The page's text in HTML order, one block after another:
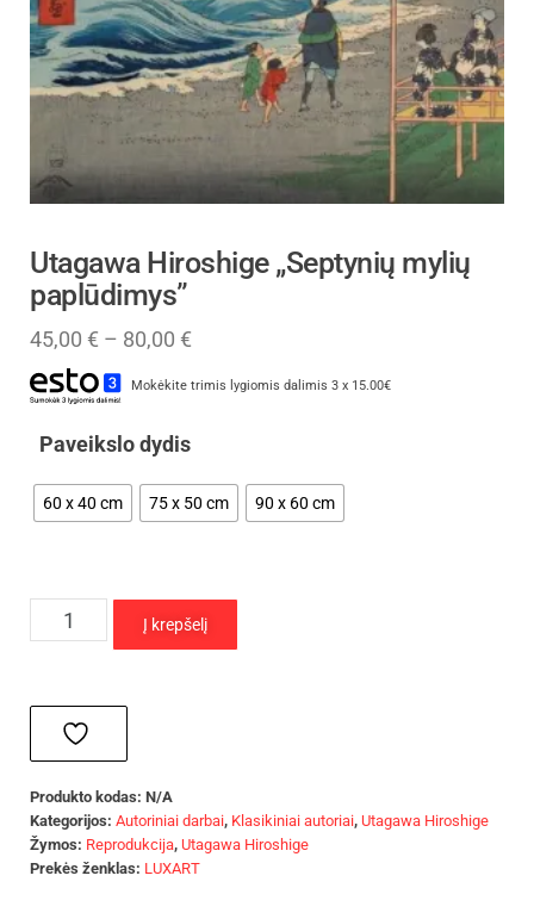
Utagawa Hiroshige „Septynių mylių
paplūdimys”
45,00 € – 80,00 €
Mokėkite trimis lygiomis dalimis 3 x 15.00€
Paveikslo dydis
60 x 40 cm 75 x 50 cm 90 x 60 cm
Į krepšelį
Produkto kodas: N/A
Kategorijos: Autoriniai darbai, Klasikiniai autoriai, Utagawa Hiroshige
Žymos: Reprodukcija, Utagawa Hiroshige
Prekės ženklas: LUXART